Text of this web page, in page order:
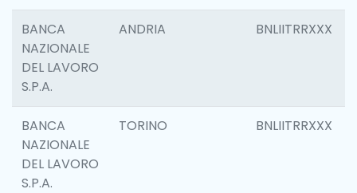
BANCA
NAZIONALE
DEL LAVORO
S.P.A.
ANDRIA BNLIITRRXXX
BANCA
NAZIONALE
DEL LAVORO
S.P.A.
TORINO BNLIITRRXXX